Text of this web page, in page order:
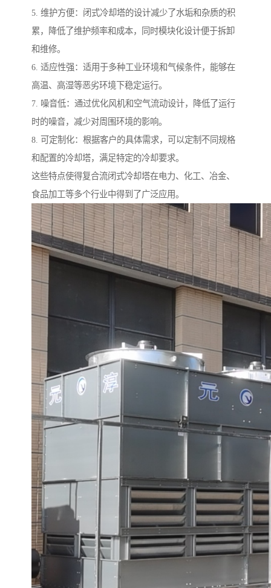
5. 维护方便：闭式冷却塔的设计减少了水垢和杂质的积
累，降低了维护频率和成本，同时模块化设计便于拆卸
和维修。
6. 适应性强：适用于多种工业环境和气候条件，能够在
高温、高湿等恶劣环境下稳定运行。
7. 噪音低：通过优化风机和空气流动设计，降低了运行
时的噪音，减少对周围环境的影响。
8. 可定制化：根据客户的具体需求，可以定制不同规格
和配置的冷却塔，满足特定的冷却要求。
这些特点使得复合流闭式冷却塔在电力、化工、冶金、
食品加工等多个行业中得到了广泛应用。